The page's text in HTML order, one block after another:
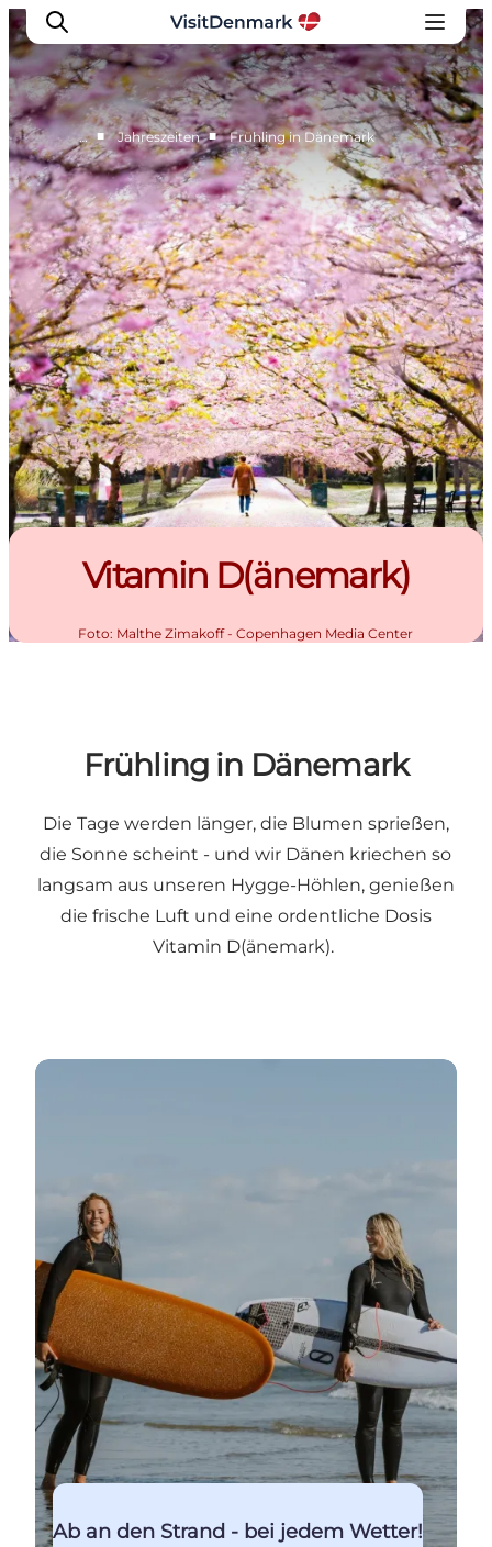
Inspiration
Regionen
Erlebnisse
Unterkünfte
Reiseplanung
… ■ Jahreszeiten ■ Frühling in Dänemark
Vitamin D(änemark)
Foto: Malthe Zimakoff - Copenhagen Media Center
Frühling in Dänemark
Die Tage werden länger, die Blumen sprießen,
die Sonne scheint - und wir Dänen kriechen so
langsam aus unseren Hygge-Höhlen, genießen
die frische Luft und eine ordentliche Dosis
Vitamin D(änemark).
Mehr erfahren
Ab an den Strand - bei jedem Wetter!